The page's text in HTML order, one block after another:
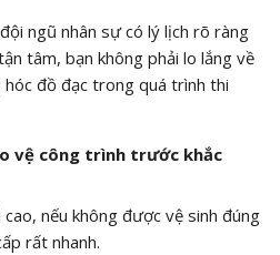
ngũ nhân sự có lý lịch rõ ràng
tâm, bạn không phải lo lắng về
hóc đồ đạc trong quá trình thi
vệ công trình trước khắc
nếu không được vệ sinh đúng
rất nhanh.